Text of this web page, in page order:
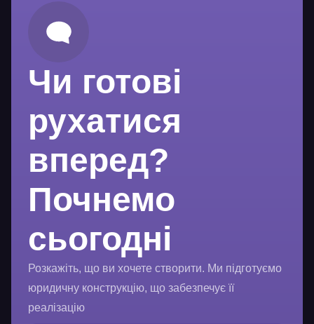
Чи готові
рухатися
вперед?
Почнемо
сьогодні
Розкажіть, що ви хочете створити. Ми підготуємо
юридичну конструкцію, що забезпечує її
реалізацію